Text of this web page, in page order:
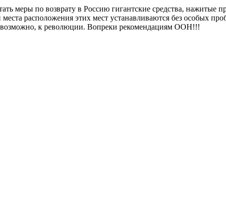
меры по возврату в Россию гигантские средства,
расположения этих мест устанавливаются без особых
к революции. Вопреки рекомендациям ООН!!!